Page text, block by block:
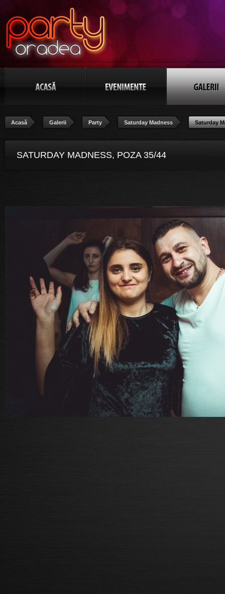
Acasă Galerii Party Saturday Madness Saturday
SATURDAY MADNESS, POZA 35/44